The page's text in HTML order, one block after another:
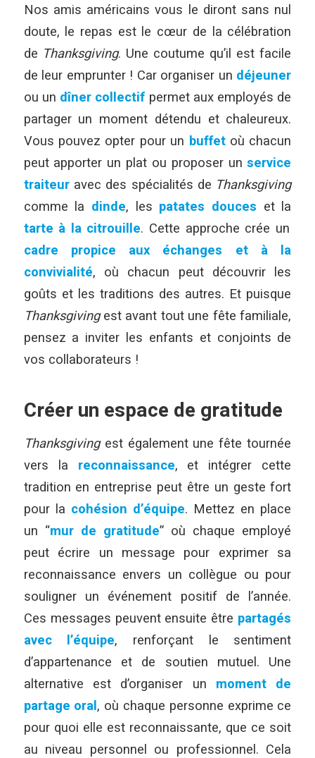
Nos amis américains vous le diront sans nul
doute, le repas est le cœur de la célébration
de Thanksgiving. Une coutume qu’il est facile
de leur emprunter ! Car organiser un déjeuner
ou un dîner collectif permet aux employés de
partager un moment détendu et chaleureux.
Vous pouvez opter pour un buffetoù chacun
peut apporter un plat ou proposer unservice
traiteuravec des spécialités de Thanksgiving
comme la dinde, les patates douces et la
tarte à la citrouille. Cette approche crée un
cadre propice aux échanges et à la
convivialité, où chacun peut découvrir les
goûts et les traditions des autres. Et puisque
Thanksgivingest avant tout une fête familiale,
pensez a inviter les enfants et conjoints de
vos collaborateurs !
Créer un espace de gratitude
Thanksgivingest également une fête tournée
vers la reconnaissance, et intégrer cette
tradition en entreprise peut être un geste fort
pour la cohésion d’équipe. Mettez en place
un “mur de gratitude” où chaque employé
peut écrire un message pour exprimer sa
reconnaissance envers un collègue ou pour
souligner un événement positif de l’année.
Ces messages peuvent ensuite être partagés
avec l’équipe, renforçant le sentiment
d’appartenance et de soutien mutuel. Une
alternative est d’organiser un moment de
partage oral, où chaque personne exprime ce
pour quoi elle est reconnaissante, que ce soit
au niveau personnel ou professionnel. Cela